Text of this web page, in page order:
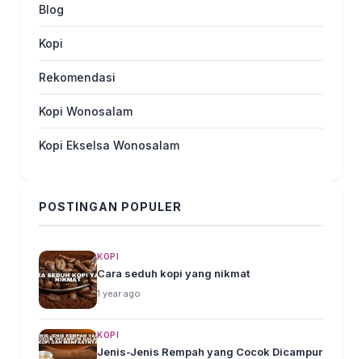
Blog
Kopi
Rekomendasi
Kopi Wonosalam
Kopi Ekselsa Wonosalam
POSTINGAN POPULER
KOPI
Cara seduh kopi yang nikmat
1 year ago
KOPI
Jenis-Jenis Rempah yang Cocok Dicampur